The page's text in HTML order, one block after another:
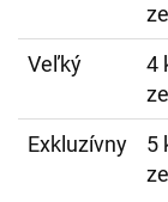
Veľký
4
Exkluzívny
5